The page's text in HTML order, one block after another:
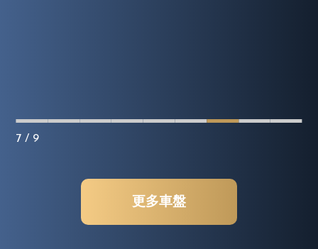
8 / 9
更多車盤